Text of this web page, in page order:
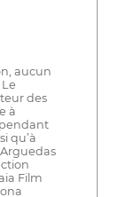
aucun
des
à
qu’à
Film